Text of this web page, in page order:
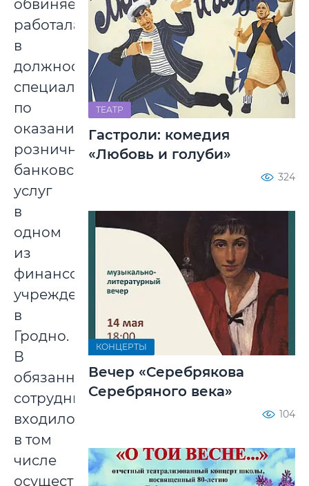
обвиняемая
работала
в
должности
специалиста
по
оказанию
розничных
банковских
услуг
в
одном
из
финансовых
учреждений
в
Гродно.
В
обязанности
сотрудницы
входило
в том
числе
осуществление
ТЕАТР
Гастроли: комедия
«Любовь и голуби»
324
КОНЦЕРТЫ
Вечер «Серебрякова
Серебряного века»
104